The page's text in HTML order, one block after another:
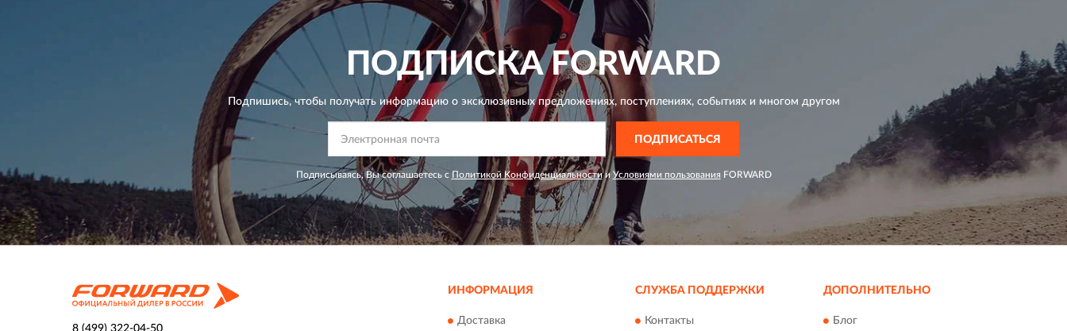
ПОДПИСКАFORWARD
Подпишись, чтобы получать информацию о эксклюзивных предложениях,поступлениях, событиях и многом другом
ПОДПИСАТЬСЯ
Подписываясь, Вы соглашаетесь с Политикой Конфиденциальности и Условиями пользования FORWARD
8 (499) 322-04-50
ИНФОРМАЦИЯ
Доставка
СЛУЖБА ПОДДЕРЖКИ
Контакты
ДОПОЛНИТЕЛЬНО
Блог